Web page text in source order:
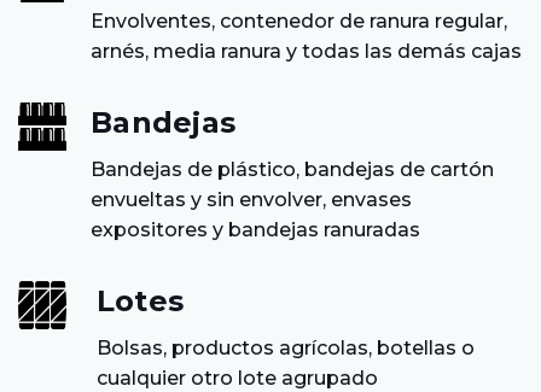
Envolventes, contenedor de ranura regular,
arnés, media ranura y todas las demás cajas
Bandejas
Bandejas de plástico, bandejas de cartón
envueltas y sin envolver, envases
expositores y bandejas ranuradas
Lotes
Bolsas, productos agrícolas, botellas o
cualquier otro lote agrupado